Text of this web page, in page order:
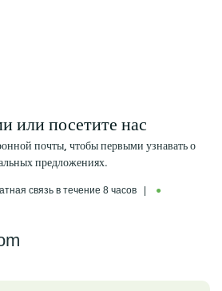
или посетите нас
почты, чтобы первыми узнавать о
предложениях.
связь в течение 8 часов |
●